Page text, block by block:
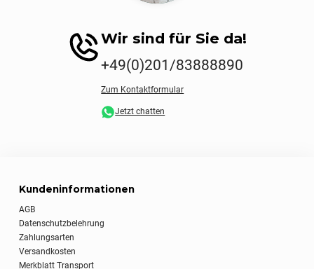
Wir sind für Sie da!
+49(0)201/83888890
Zum Kontaktformular
Jetzt chatten
Kundeninformationen
AGB
Datenschutzbelehrung
Zahlungsarten
Versandkosten
Merkblatt Transport